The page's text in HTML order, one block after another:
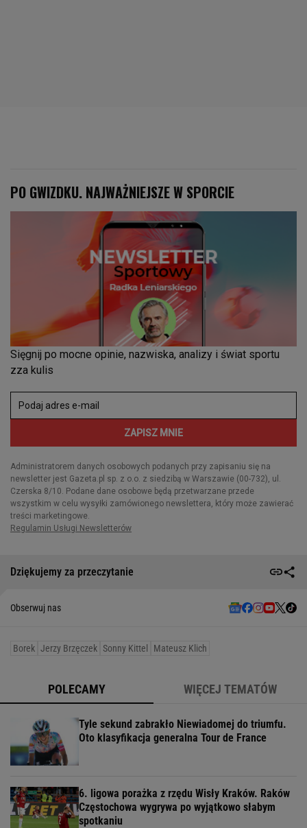
Dziękujemy za przeczytanie
Obserwuj nas
Borek Jerzy Brzęczek Sonny Kittel Mateusz Klich
POLECAMY WIĘCEJ TEMATÓW
Tyle sekund zabrakło Niewiadomej do triumfu.
Oto klasyfikacja generalna Tour de France
6. ligowa porażka z rzędu Wisły Kraków. Raków
Częstochowa wygrywa po wyjątkowo słabym
spotkaniu